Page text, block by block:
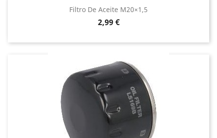
Filtro De Aceite M20×1,5
Precio
2,99 €